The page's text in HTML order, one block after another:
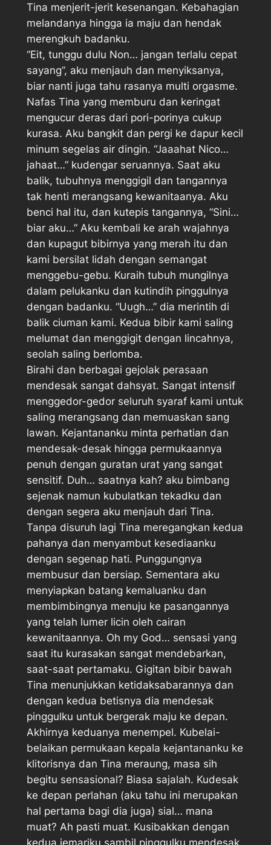
Tina menjerit-jerit kesenangan. Kebahagian
melandanya hingga ia maju dan hendak
merengkuh badanku.
“Eit, tunggu dulu Non… jangan terlalu cepat
sayang”, aku menjauh dan menyiksanya,
biar nanti juga tahu rasanya multi orgasme.
Nafas Tina yang memburu dan keringat
mengucur deras dari pori-porinya cukup
kurasa. Aku bangkit dan pergi ke dapur kecil
minum segelas air dingin. “Jaaahat Nico…
jahaat…” kudengar seruannya. Saat aku
balik, tubuhnya menggigil dan tangannya
tak henti merangsang kewanitaanya. Aku
benci hal itu, dan kutepis tangannya, “Sini…
biar aku…” Aku kembali ke arah wajahnya
dan kupagut bibirnya yang merah itu dan
kami bersilat lidah dengan semangat
menggebu-gebu. Kuraih tubuh mungilnya
dalam pelukanku dan kutindih pinggulnya
dengan badanku. “Uugh…” dia merintih di
balik ciuman kami. Kedua bibir kami saling
melumat dan menggigit dengan lincahnya,
seolah saling berlomba.
Birahi dan berbagai gejolak perasaan
mendesak sangat dahsyat. Sangat intensif
menggedor-gedor seluruh syaraf kami untuk
saling merangsang dan memuaskan sang
lawan. Kejantananku minta perhatian dan
mendesak-desak hingga permukaannya
penuh dengan guratan urat yang sangat
sensitif. Duh… saatnya kah? aku bimbang
sejenak namun kubulatkan tekadku dan
dengan segera aku menjauh dari Tina.
Tanpa disuruh lagi Tina meregangkan kedua
pahanya dan menyambut kesediaanku
dengan segenap hati. Punggungnya
membusur dan bersiap. Sementara aku
menyiapkan batang kemaluanku dan
membimbingnya menuju ke pasangannya
yang telah lumer licin oleh cairan
kewanitaannya. Oh my God… sensasi yang
saat itu kurasakan sangat mendebarkan,
saat-saat pertamaku. Gigitan bibir bawah
Tina menunjukkan ketidaksabarannya dan
dengan kedua betisnya dia mendesak
pinggulku untuk bergerak maju ke depan.
Akhirnya keduanya menempel. Kubelai-
belaikan permukaan kepala kejantananku ke
klitorisnya dan Tina meraung, masa sih
begitu sensasional? Biasa sajalah. Kudesak
ke depan perlahan (aku tahu ini merupakan
hal pertama bagi dia juga) sial… mana
muat? Ah pasti muat. Kusibakkan dengan
kedua jemariku sambil pinggulku mendesak